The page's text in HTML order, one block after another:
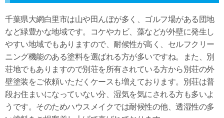
千葉県大網白里市は山や田んぼが多く、ゴルフ場がある団地
など緑豊かな地域です。コケやカビ、藻などが外壁に発生し
やすい地域でもありますので、耐候性が高く、セルフクリー
ニング機能のある塗料を選ばれる方が多いですね。また、別
荘地でもありますので別荘を所有されている方から別荘の外
壁塗装をご依頼いただくケースも増えております。別荘は普
段お住まいになっていない分、湿気を気にされる方も多いよ
うです。そのためハウスメイクでは耐候性の他、透湿性の多